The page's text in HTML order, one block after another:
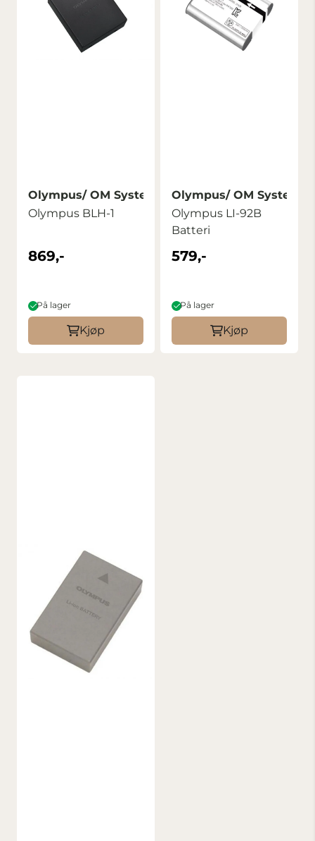
Olympus/ OM Systems
Olympus BLH-1
869,-
På lager
Kjøp
Olympus/ OM Systems
Olympus LI-92B
Batteri
579,-
På lager
Kjøp